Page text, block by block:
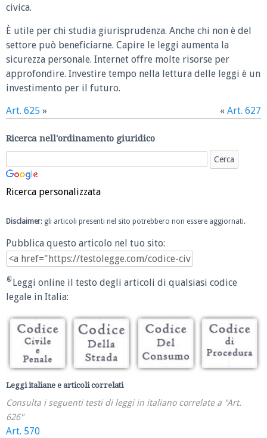
civica.
È utile per chi studia giurisprudenza. Anche chi non è del
settore può beneficiarne. Capire le leggi aumenta la
sicurezza personale. Internet offre molte risorse per
approfondire. Investire tempo nella lettura delle leggi è un
investimento per il futuro.
Art. 625 » « Art. 627
Ricerca nell'ordinamento giuridico
Ricerca personalizzata
Disclaimer: gli articoli presenti nel sito potrebbero non essere aggiornati.
Pubblica questo articolo nel tuo sito:
Leggi online il testo degli articoli di qualsiasi codice
legale in Italia:
Leggi italiane e articoli correlati
Consulta i seguenti testi di leggi in italiano correlate a "Art.
626"
Art. 570